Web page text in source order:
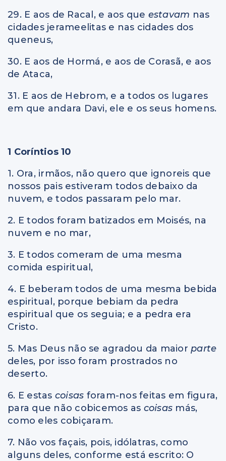
29. E aos de Racal, e aos que estavam nas
cidades jerameelitas e nas cidades dos
queneus,
30. E aos de Hormá, e aos de Corasã, e aos
de Ataca,
31. E aos de Hebrom, e a todos os lugares
em que andara Davi, ele e os seus homens.
1 Coríntios 10
1. Ora, irmãos, não quero que ignoreis que
nossos pais estiveram todos debaixo da
nuvem, e todos passaram pelo mar.
2. E todos foram batizados em Moisés, na
nuvem e no mar,
3. E todos comeram de uma mesma
comida espiritual,
4. E beberam todos de uma mesma bebida
espiritual, porque bebiam da pedra
espiritual que os seguia; e a pedra era
Cristo.
5. Mas Deus não se agradou da maior parte
deles, por isso foram prostrados no
deserto.
6. E estas coisas foram-nos feitas em figura,
para que não cobicemos as coisas más,
como eles cobiçaram.
7. Não vos façais, pois, idólatras, como
alguns deles, conforme está escrito: O